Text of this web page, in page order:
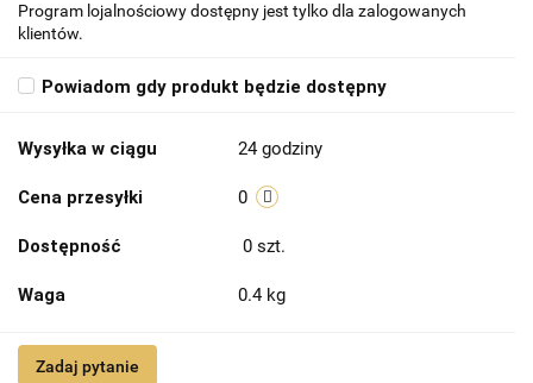
Program lojalnościowy dostępny jest tylko dla zalogowanych
klientów.
Powiadom gdy produkt będzie dostępny
Wysyłka w ciągu 24 godziny
Cena przesyłki 0
Dostępność 0 szt.
Waga 0.4 kg
Zadaj pytanie